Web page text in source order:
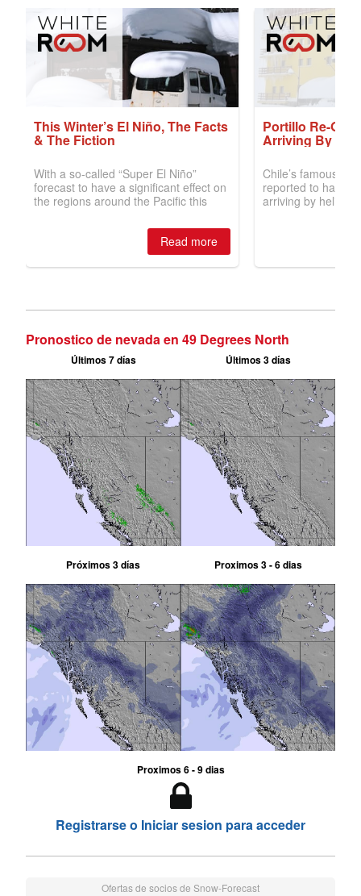
Pronostico de nevada en 49 Degrees North
Últimos 7 días Últimos 3 días
Próximos 3 días Proximos 3 - 6 dias
Proximos 6 - 9 dias
Registrarse o Iniciar sesion para acceder
Ofertas de socios de Snow-Forecast